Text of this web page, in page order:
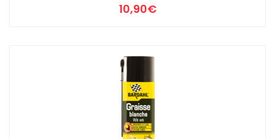
10,90€